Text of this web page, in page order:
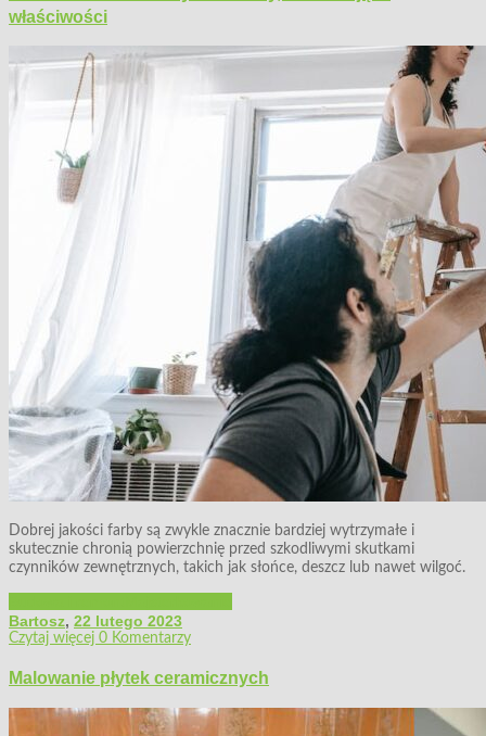
właściwości
Dobrej jakości farby są zwykle znacznie bardziej wytrzymałe i
skutecznie chronią powierzchnię przed szkodliwymi skutkami
czynników zewnętrznych, takich jak słońce, deszcz lub nawet wilgoć.
Bartosz, 22 lutego 2023
Czytaj więcej 0 Komentarzy
Malowanie płytek ceramicznych